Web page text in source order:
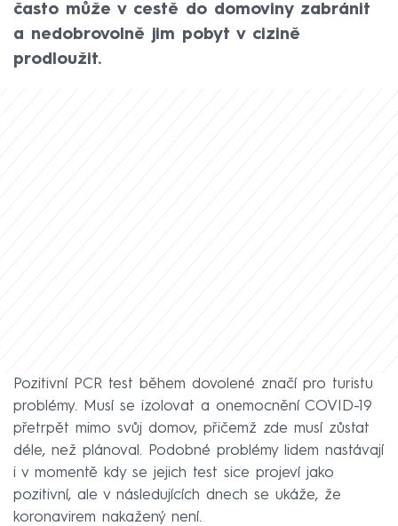
často může v cestě do domoviny zabránit
a nedobrovolně jim pobyt v cizině
prodloužit.
Pozitivní PCR test během dovolené značí pro turistu
problémy. Musí se izolovat a onemocnění COVID-19
přetrpět mimo svůj domov, přičemž zde musí zůstat
déle, než plánoval. Podobné problémy lidem nastávají
i v momentě kdy se jejich test sice projeví jako
pozitivní, ale v následujících dnech se ukáže, že
koronavirem nakažený není.